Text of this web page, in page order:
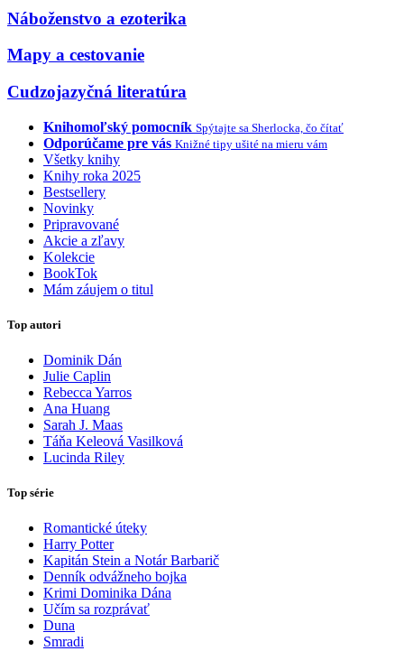
Náboženstvo a ezoterika
Mapy a cestovanie
Cudzojazyčná literatúra
Knihomoľský pomocník Spýtajte sa Sherlocka, čo čítať
Odporúčame pre vás Knižné tipy ušité na mieru vám
Všetky knihy
Knihy roka 2025
Bestsellery
Novinky
Pripravované
Akcie a zľavy
Kolekcie
BookTok
Mám záujem o titul
Top autori
Dominik Dán
Julie Caplin
Rebecca Yarros
Ana Huang
Sarah J. Maas
Táňa Keleová Vasilková
Lucinda Riley
Top série
Romantické úteky
Harry Potter
Kapitán Stein a Notár Barbarič
Denník odvážneho bojka
Krimi Dominika Dána
Učím sa rozprávať
Duna
Smradi